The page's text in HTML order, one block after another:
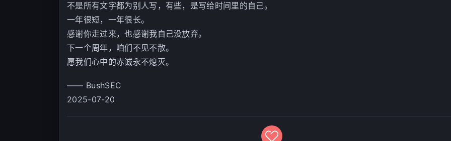
不是所有文字都为别人写，有些，是写给时间里的自己。
一年很短，一年很长。
感谢你走过来，也感谢我自己没放弃。
下一个周年，咱们不见不散。
愿我们心中的赤诚永不熄灭。
—— BushSEC
2025-07-20